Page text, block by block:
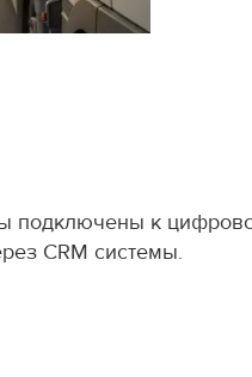
подключены к
CRM системы.